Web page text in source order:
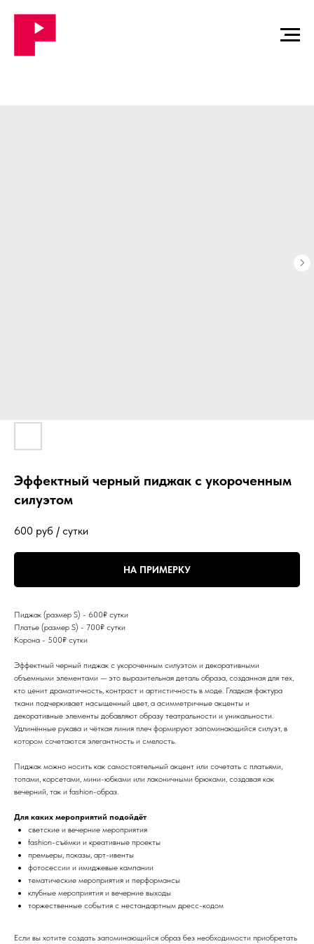
Эффектный черный пиджак с укороченным
силуэтом
600 руб / сутки
НА ПРИМЕРКУ
Пиджак (размер S) - 600₽ сутки
Платье (размер S) - 700₽ сутки
Корона - 500₽ сутки
Эффектный черный пиджак с укороченным силуэтом и декоративными
объемными элементами — это выразительная деталь образа, созданная для тех,
кто ценит драматичность, контраст и артистичность в моде. Гладкая фактура
ткани подчеркивает насыщенный цвет, а асимметричные акценты и
декоративные элементы добавляют образу театральности и уникальности.
Удлинённые рукава и чёткая линия плеч формируют запоминающийся силуэт, в
котором сочетаются элегантность и смелость.
Пиджак можно носить как самостоятельный акцент или сочетать с платьями,
топами, корсетами, мини-юбками или лаконичными брюками, создавая как
вечерний, так и fashion-образ.
Для каких мероприятий подойдёт
светские и вечерние мероприятия
fashion-съёмки и креативные проекты
премьеры, показы, арт-ивенты
фотосессии и имиджевые кампании
тематические мероприятия и перформансы
клубные мероприятия и вечерние выходы
торжественные события с нестандартным дресс-кодом
Если вы хотите создать запоминающийся образ без необходимости приобретать